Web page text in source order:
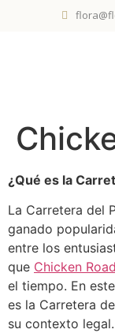
¿Qué es la
La Carretera del
ganado
entre los
que Chicken Road
el tiempo. En
es la Carretera
su contexto legal.